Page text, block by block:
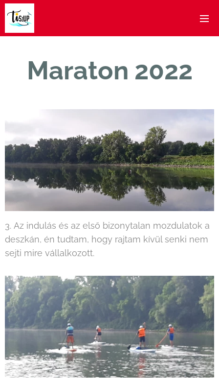
Maraton 2022
3. Az indulás és az első bizonytalan mozdulatok a
deszkán, én tudtam, hogy rajtam kívül senki nem
sejti mire vállalkozott.